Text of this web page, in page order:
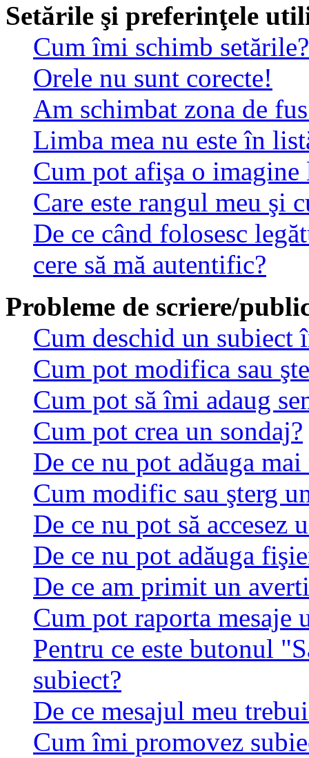
Setările şi preferinţele
Cum îmi schimb setările?
Orele nu sunt corecte!
Am schimbat zona de
Limba mea nu este în
Cum pot afişa o
Care este rangul meu şi
De ce când folosesc
cere să mă autentific?
Probleme de scriere/
Cum deschid un subiect
Cum pot modifica sau
Cum pot să îmi adaug
Cum pot crea un sondaj?
De ce nu pot adăuga
Cum modific sau şterg
De ce nu pot să accesez
De ce nu pot adăuga
De ce am primit un
Cum pot raporta mesaje
Pentru ce este butonul
subiect?
De ce mesajul meu
Cum îmi promovez